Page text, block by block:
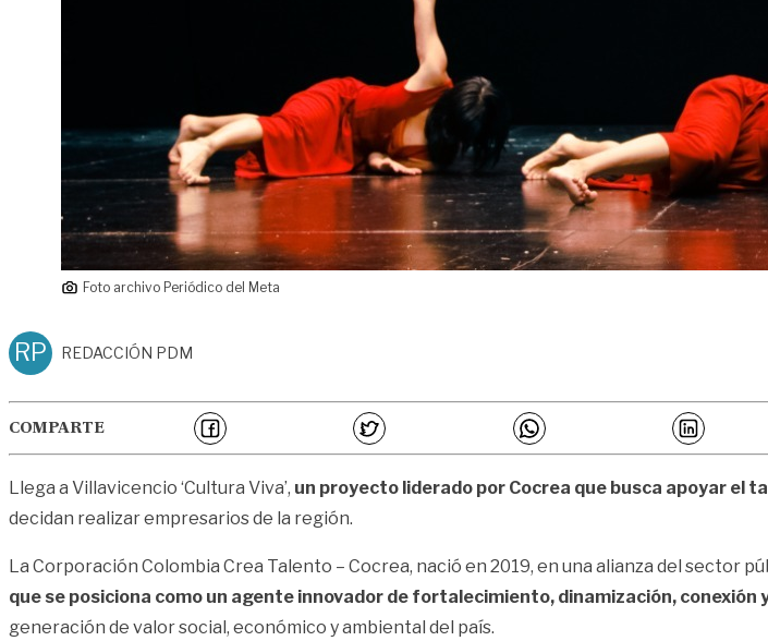
Foto archivo Periódico del Meta
RP REDACCIÓN PDM
COMPARTE
Llega a Villavicencio ‘Cultura Viva’, un proyecto liderado por Cocrea que busca apoyar el
decidan realizar empresarios de la región.
La Corporación Colombia Crea Talento – Cocrea, nació en 2019, en una alianza del sector
que se posiciona como un agente innovador de fortalecimiento, dinamización,
generación de valor social, económico y ambiental del país.